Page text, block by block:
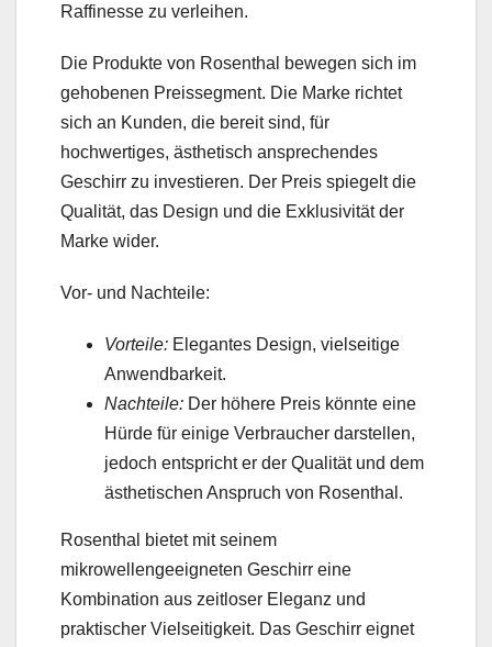
Raffinesse zu verleihen.
Die Produkte von Rosenthal bewegen sich im
gehobenen Preissegment. Die Marke richtet
sich an Kunden, die bereit sind, für
hochwertiges, ästhetisch ansprechendes
Geschirr zu investieren. Der Preis spiegelt die
Qualität, das Design und die Exklusivität der
Marke wider.
Vor- und Nachteile:
Vorteile: Elegantes Design, vielseitige
Anwendbarkeit.
Nachteile: Der höhere Preis könnte eine
Hürde für einige Verbraucher darstellen,
jedoch entspricht er der Qualität und dem
ästhetischen Anspruch von Rosenthal.
Rosenthal bietet mit seinem
mikrowellengeeigneten Geschirr eine
Kombination aus zeitloser Eleganz und
praktischer Vielseitigkeit. Das Geschirr eignet